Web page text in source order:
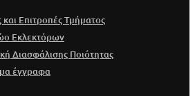
και Επιτροπές Τμήματος
Εκλεκτόρων
Διασφάλισης Ποιότητας
έγγραφα